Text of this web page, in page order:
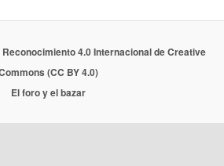
4.0 Internacional de Creative
(CC BY 4.0)
El foro y el bazar